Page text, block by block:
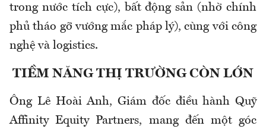
trong nước tích cực), bất động sản (nhờ chính
phủ tháo gỡ vướng mắc pháp lý), cùng với công
nghệ và logistics.
TIỀM NĂNG THỊ TRƯỜNG CÒN LỚN
Ông Lê Hoài Anh, Giám đốc điều hành Quỹ
Affinity Equity Partners, mang đến một góc